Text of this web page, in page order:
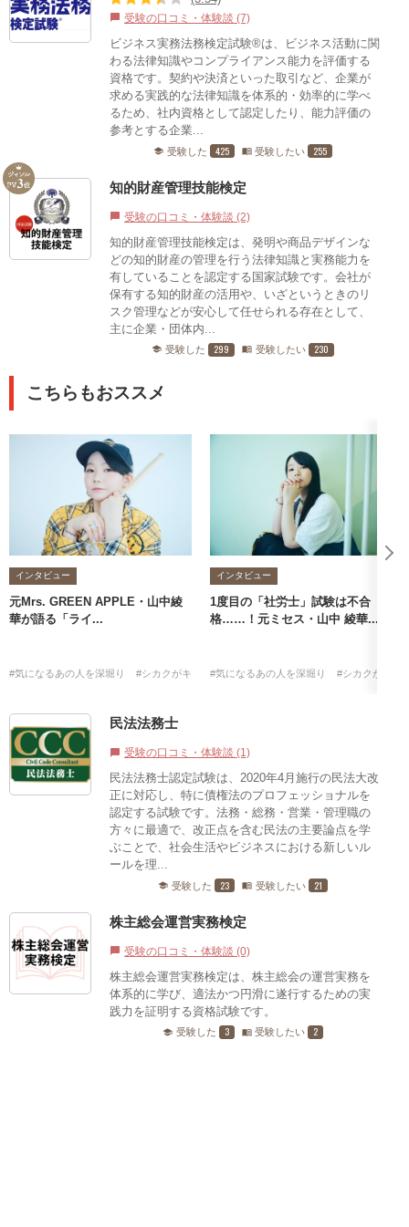
chat_bubble 受験の口コミ・体験談 (7)
ビジネス実務法務検定試験®は、ビジネス活動に関
わる法律知識やコンプライアンス能力を評価する
資格です。契約や決済といった取引など、企業が
求める実践的な法律知識を体系的・効率的に学べ
るため、社内資格として認定したり、能力評価の
参考とする企業...
school 受験した 425 menu_book 受験したい 255
知的財産管理技能検定
chat_bubble 受験の口コミ・体験談 (2)
知的財産管理技能検定は、発明や商品デザインな
どの知的財産の管理を行う法律知識と実務能力を
有していることを認定する国家試験です。会社が
保有する知的財産の活用や、いざというときのリ
スク管理などが安心して任せられる存在として、
主に企業・団体内...
school 受験した 299 menu_book 受験したい 230
こちらもおススメ
インタビュー
元Mrs. GREEN APPLE・山中綾
華が語る「ライ...
#気になるあの人を深堀り #シカクがキッカケ #山中綾華 #社労士
インタビュー
1度目の「社労士」試験は不合
格……！元ミセス・山中 綾華...
#気になるあの人を深堀り #シカクがキッ
民法法務士
chat_bubble 受験の口コミ・体験談 (1)
民法法務士認定試験は、2020年4月施行の民法大改
正に対応し、特に債権法のプロフェッショナルを
認定する試験です。​法務・総務・営業・管理職の
方々に最適で、改正点を含む民法の主要論点を学
ぶことで、社会生活やビジネスにおける新しいル
ールを理...
school 受験した 23 menu_book 受験したい 21
株主総会運営実務検定
chat_bubble 受験の口コミ・体験談 (0)
株主総会運営実務検定は、株主総会の運営実務を
体系的に学び、適法かつ円滑に遂行するための実
践力を証明する資格試験です。
school 受験した 3 menu_book 受験したい 2